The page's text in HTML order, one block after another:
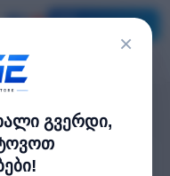
×
გვერდი,
(WH-CH520C)